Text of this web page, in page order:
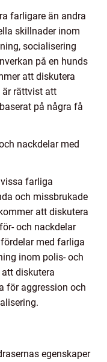
farligare än andra
skillnader inom
socialisering
på en hunds
att diskutera
är rättvist att
på några få
nackdelar med
farliga
och missbrukade
att diskutera
och nackdelar
med farliga
inom polis- och
diskutera
för aggression och
egenskaper